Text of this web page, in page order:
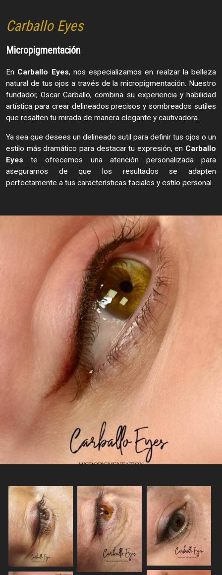
Carballo Eyes
Micropigmentación
En Carballo Eyes, nos especializamos en realzar la belleza
natural de tus ojos a través de la micropigmentación. Nuestro
fundador, Oscar Carballo, combina su experiencia y habilidad
artística para crear delineados precisos y sombreados sutiles
que resalten tu mirada de manera elegante y cautivadora.
Ya sea que desees un delineado sutil para definir tus ojos o un
estilo más dramático para destacar tu expresión, en Carballo
Eyes te ofrecemos una atención personalizada para
asegurarnos de que los resultados se adapten
perfectamente a tus características faciales y estilo personal.